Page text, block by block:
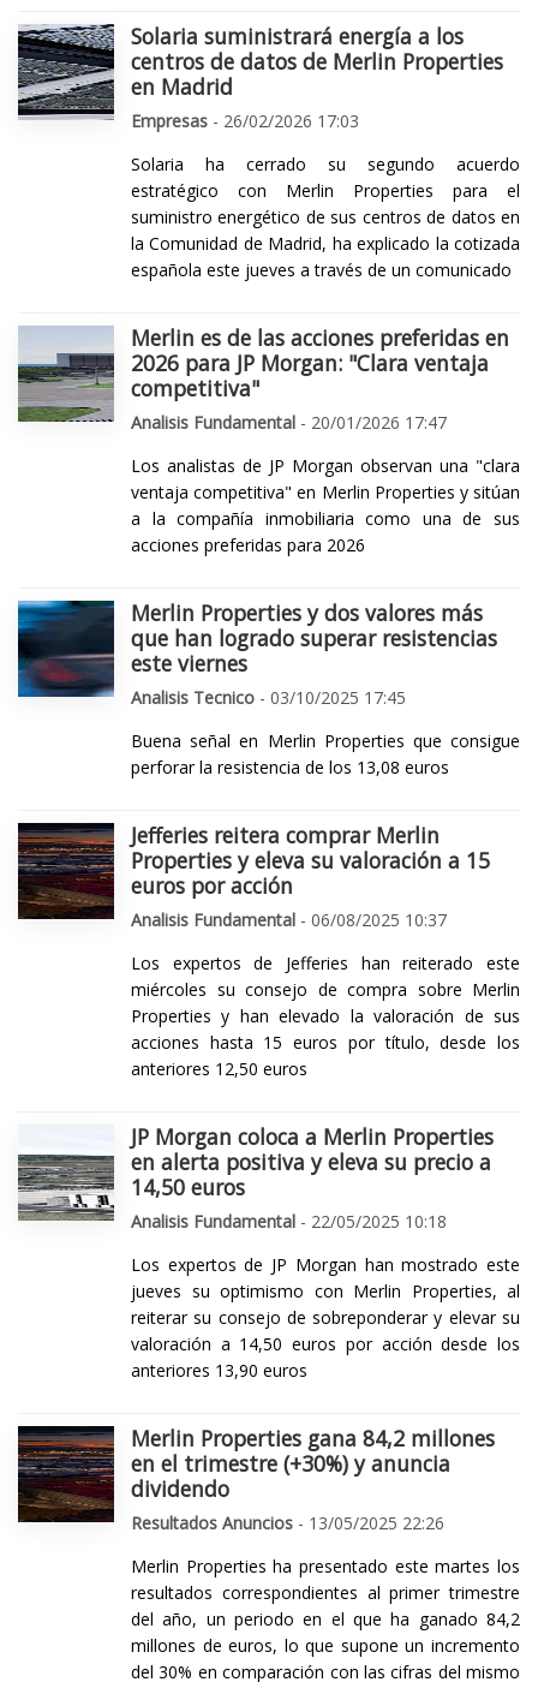
Solaria suministrará energía a los
centros de datos de Merlin Properties
en Madrid
Empresas - 26/02/2026 17:03
Solaria ha cerrado su segundo acuerdo
estratégico con Merlin Properties para el
suministro energético de sus centros de datos en
la Comunidad de Madrid, ha explicado la cotizada
española este jueves a través de un comunicado
Merlin es de las acciones preferidas en
2026 para JP Morgan: "Clara ventaja
competitiva"
Analisis Fundamental - 20/01/2026 17:47
Los analistas de JP Morgan observan una "clara
ventaja competitiva" en Merlin Properties y sitúan
a la compañía inmobiliaria como una de sus
acciones preferidas para 2026
Merlin Properties y dos valores más
que han logrado superar resistencias
este viernes
Analisis Tecnico - 03/10/2025 17:45
Buena señal en Merlin Properties que consigue
perforar la resistencia de los 13,08 euros
Jefferies reitera comprar Merlin
Properties y eleva su valoración a 15
euros por acción
Analisis Fundamental - 06/08/2025 10:37
Los expertos de Jefferies han reiterado este
miércoles su consejo de compra sobre Merlin
Properties y han elevado la valoración de sus
acciones hasta 15 euros por título, desde los
anteriores 12,50 euros
JP Morgan coloca a Merlin Properties
en alerta positiva y eleva su precio a
14,50 euros
Analisis Fundamental - 22/05/2025 10:18
Los expertos de JP Morgan han mostrado este
jueves su optimismo con Merlin Properties, al
reiterar su consejo de sobreponderar y elevar su
valoración a 14,50 euros por acción desde los
anteriores 13,90 euros
Merlin Properties gana 84,2 millones
en el trimestre (+30%) y anuncia
dividendo
Resultados Anuncios - 13/05/2025 22:26
Merlin Properties ha presentado este martes los
resultados correspondientes al primer trimestre
del año, un periodo en el que ha ganado 84,2
millones de euros, lo que supone un incremento
del 30% en comparación con las cifras del mismo